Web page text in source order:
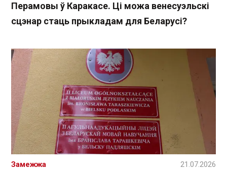
Перамовы ў Каракасе. Ці можа венесуэльскі
сцэнар стаць прыкладам для Беларусі?
Замежжа 21.07.2026